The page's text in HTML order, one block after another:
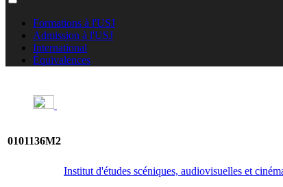
Formations à l'USJ
Admission à l'USJ
International
Équivalences
0101136M2
Institut d'études scéniques, audiovisuelles et